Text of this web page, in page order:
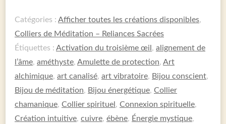
Catégories : Afficher toutes les créations disponibles,
Colliers de Méditation – Reliances Sacrées
Étiquettes : Activation du troisième œil , alignement de
l’âme, améthyste, Amulette de protection, Art
alchimique, art canalisé, art vibratoire, Bijou conscient,
Bijou de méditation, Bijou énergétique, Collier
chamanique, Collier spirituel , Connexion spirituelle,
Création intuitive, cuivre, ébène, Énergie mystique,